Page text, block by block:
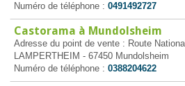
Numéro de téléphone : 0491492727
Castorama à Mundolsheim
Adresse du point de vente : Route
LAMPERTHEIM - 67450 Mundolsheim
Numéro de téléphone : 0388204622